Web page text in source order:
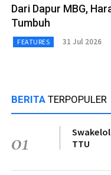
Dari Dapur MBG,
Tumbuh
FEATURES 31 Jul 2026
BERITA TERPOPULER
01
TTU